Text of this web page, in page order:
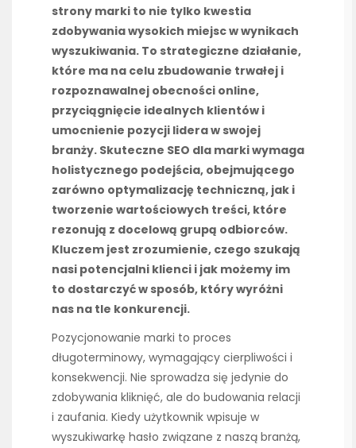
strony marki to nie tylko kwestia
zdobywania wysokich miejsc w wynikach
wyszukiwania. To strategiczne działanie,
które ma na celu zbudowanie trwałej i
rozpoznawalnej obecności online,
przyciągnięcie idealnych klientów i
umocnienie pozycji lidera w swojej
branży. Skuteczne SEO dla marki wymaga
holistycznego podejścia, obejmującego
zarówno optymalizację techniczną, jak i
tworzenie wartościowych treści, które
rezonują z docelową grupą odbiorców.
Kluczem jest zrozumienie, czego szukają
nasi potencjalni klienci i jak możemy im
to dostarczyć w sposób, który wyróżni
nas na tle konkurencji.
Pozycjonowanie marki to proces
długoterminowy, wymagający cierpliwości i
konsekwencji. Nie sprowadza się jedynie do
zdobywania kliknięć, ale do budowania relacji
i zaufania. Kiedy użytkownik wpisuje w
wyszukiwarkę hasło związane z naszą branżą,